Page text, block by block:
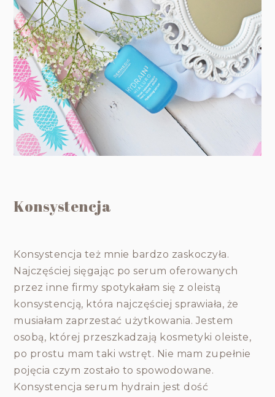
Konsystencja
Konsystencja też mnie bardzo zaskoczyła.
Najczęściej sięgając po serum oferowanych
przez inne firmy spotykałam się z oleistą
konsystencją, która najczęściej sprawiała, że
musiałam zaprzestać użytkowania. Jestem
osobą, której przeszkadzają kosmetyki oleiste,
po prostu mam taki wstręt. Nie mam zupełnie
pojęcia czym zostało to spowodowane.
Konsystencja serum hydrain jest dość